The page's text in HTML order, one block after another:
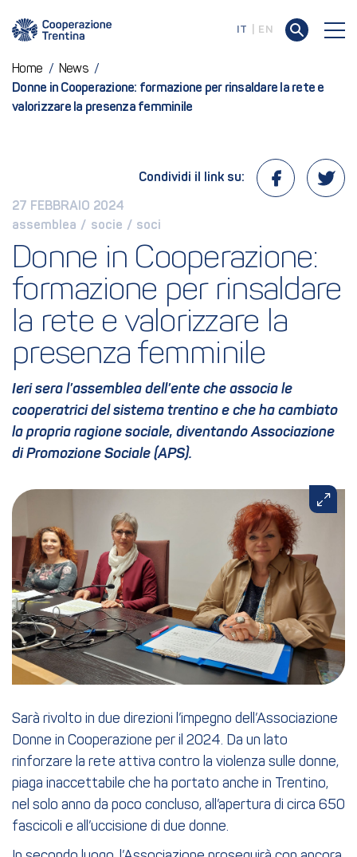
IT EN
Home / News /
Donne in Cooperazione: formazione per rinsaldare la rete e
valorizzare la presenza femminile
27 FEBBRAIO 2024
assemblea / socie / soci
Condividi il link su:
Donne in Cooperazione:
formazione per rinsaldare
la rete e valorizzare la
presenza femminile
Ieri sera l’assemblea dell’ente che associa le
cooperatrici del sistema trentino e che ha cambiato
la propria ragione sociale, diventando Associazione
di Promozione Sociale (APS).
Sarà rivolto in due direzioni l’impegno dell’Associazione
Donne in Cooperazione per il 2024. Da un lato
rinforzare la rete attiva contro la violenza sulle donne,
piaga inaccettabile che ha portato anche in Trentino,
nel solo anno da poco concluso, all’apertura di circa 650
fascicoli e all’uccisione di due donne.